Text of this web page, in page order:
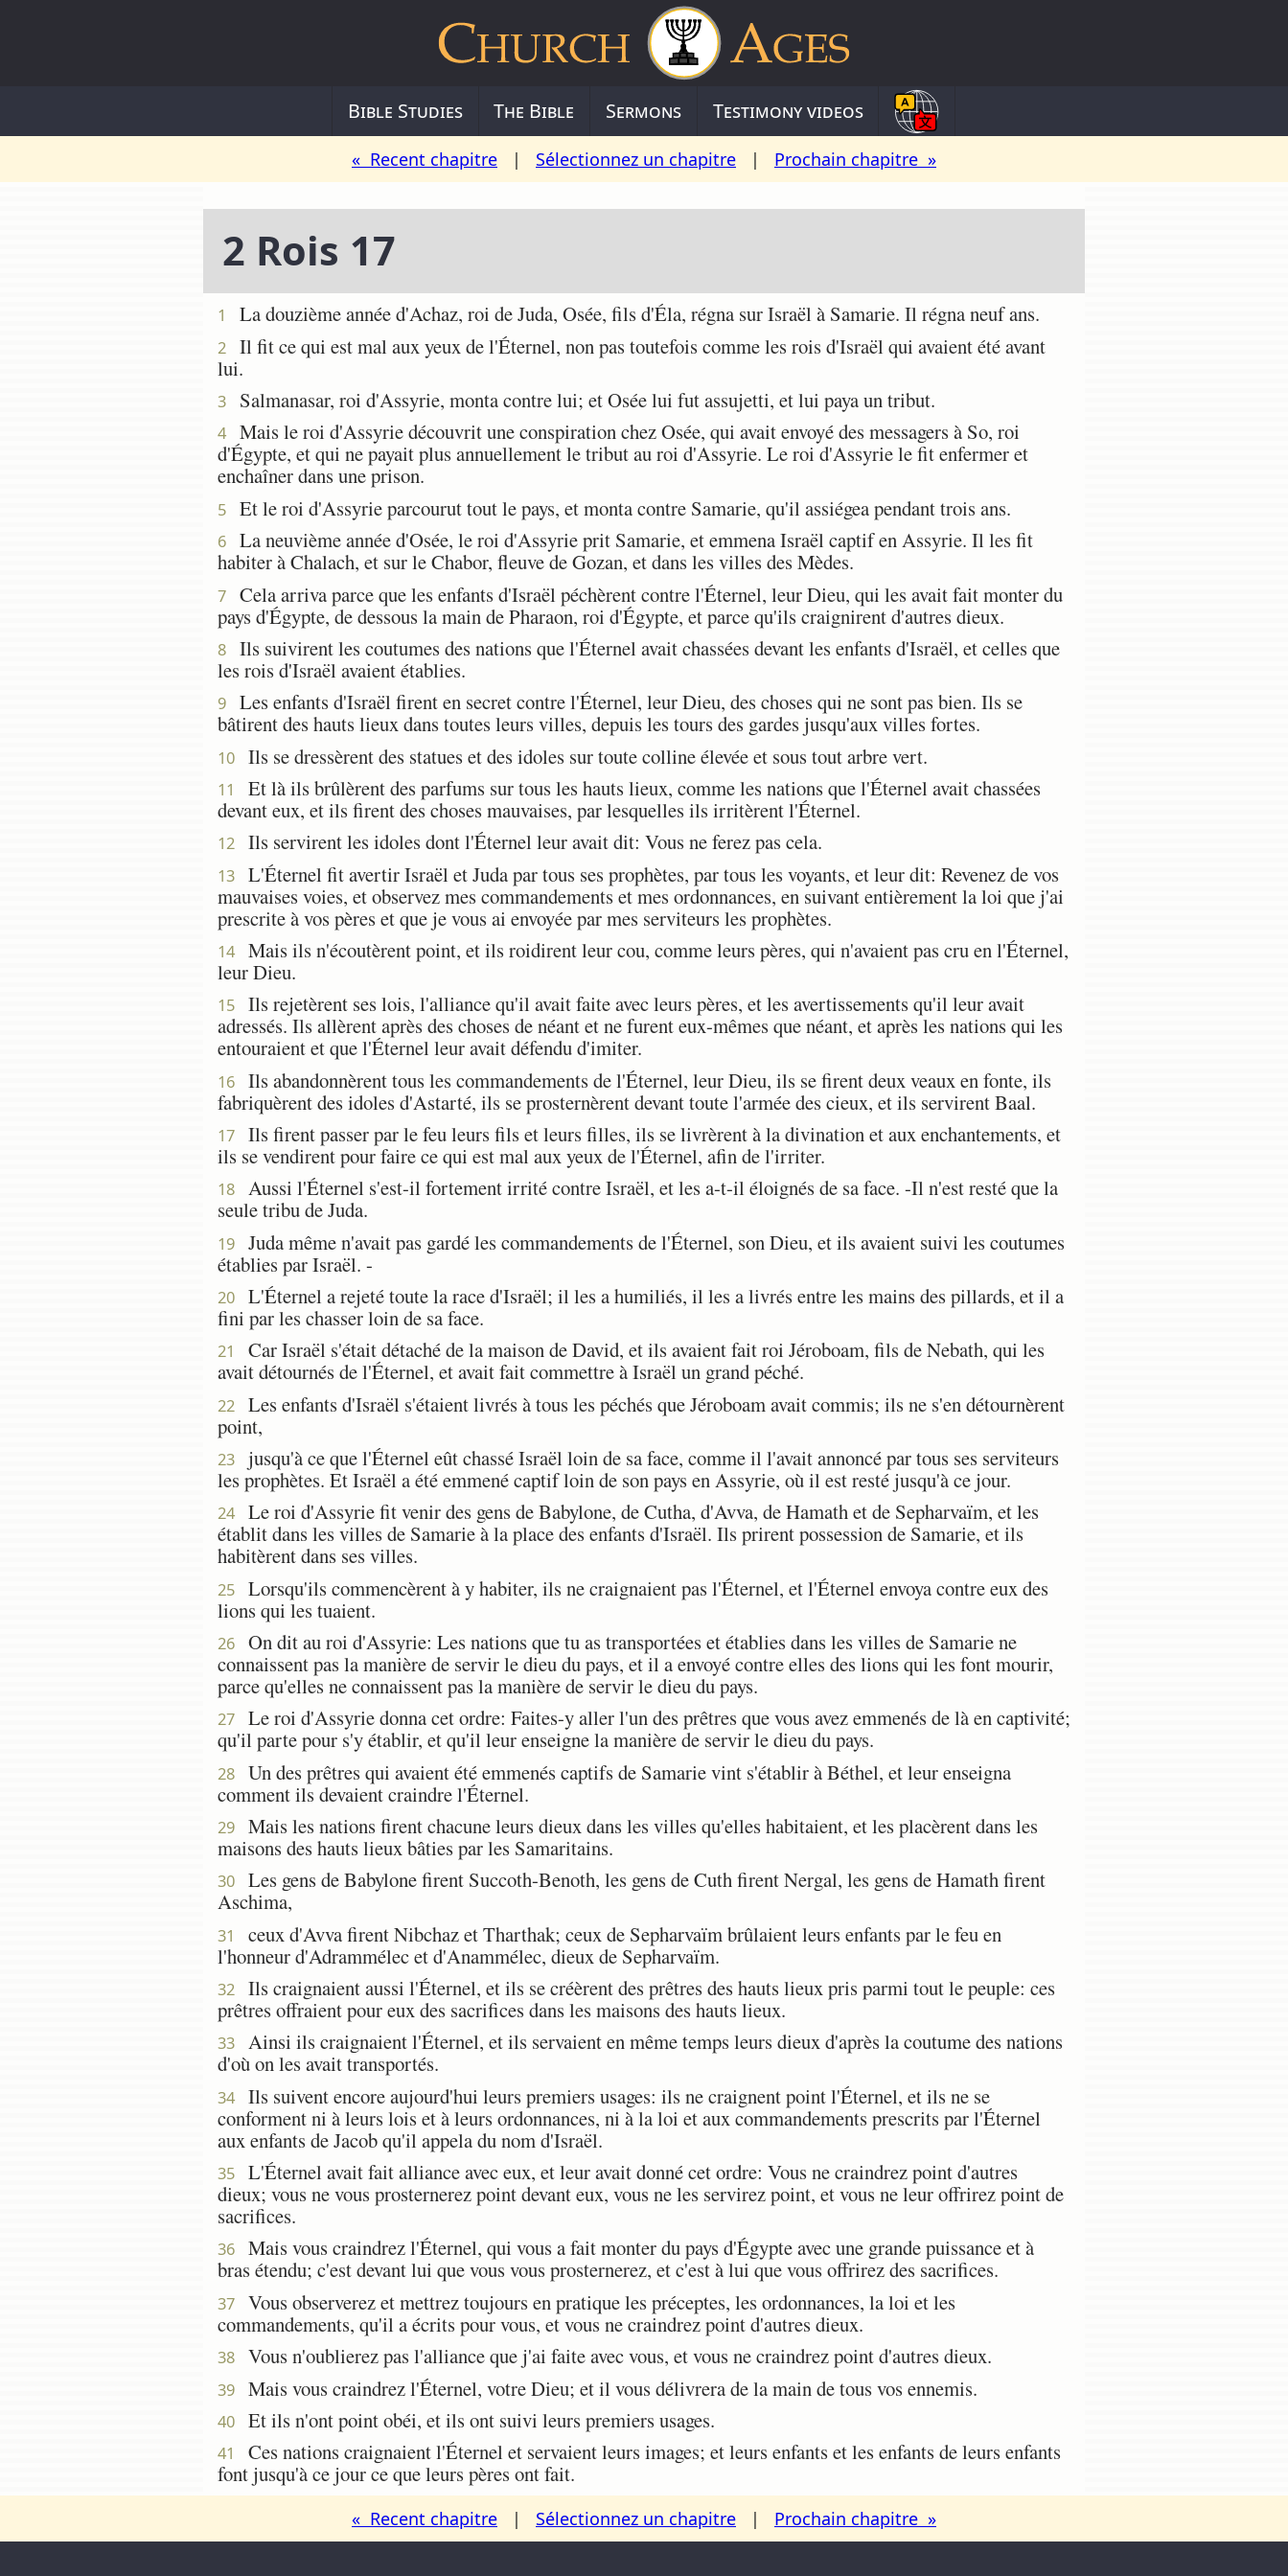
Bible Studies The Bible Sermons Testimony videos
« Recent chapitre | Sélectionnez un chapitre | Prochain chapitre »
2 Rois 17
1 La douzième année d'Achaz, roi de Juda, Osée, fils d'Éla, régna sur Israël à Samarie. Il régna neuf ans.
2
Il fit ce qui est mal aux yeux de l'Éternel, non pas toutefois comme les rois d'Israël qui avaient été avant
lui.
3 Salmanasar, roi d'Assyrie, monta contre lui; et Osée lui fut assujetti, et lui paya un tribut.
4
Mais le roi d'Assyrie découvrit une conspiration chez Osée, qui avait envoyé des messagers à So, roi
d'Égypte, et qui ne payait plus annuellement le tribut au roi d'Assyrie. Le roi d'Assyrie le fit enfermer et
enchaîner dans une prison.
5 Et le roi d'Assyrie parcourut tout le pays, et monta contre Samarie, qu'il assiégea pendant trois ans.
6
La neuvième année d'Osée, le roi d'Assyrie prit Samarie, et emmena Israël captif en Assyrie. Il les fit
habiter à Chalach, et sur le Chabor, fleuve de Gozan, et dans les villes des Mèdes.
7
Cela arriva parce que les enfants d'Israël péchèrent contre l'Éternel, leur Dieu, qui les avait fait monter du
pays d'Égypte, de dessous la main de Pharaon, roi d'Égypte, et parce qu'ils craignirent d'autres dieux.
8
Ils suivirent les coutumes des nations que l'Éternel avait chassées devant les enfants d'Israël, et celles que
les rois d'Israël avaient établies.
9
Les enfants d'Israël firent en secret contre l'Éternel, leur Dieu, des choses qui ne sont pas bien. Ils se
bâtirent des hauts lieux dans toutes leurs villes, depuis les tours des gardes jusqu'aux villes fortes.
10 Ils se dressèrent des statues et des idoles sur toute colline élevée et sous tout arbre vert.
11
Et là ils brûlèrent des parfums sur tous les hauts lieux, comme les nations que l'Éternel avait chassées
devant eux, et ils firent des choses mauvaises, par lesquelles ils irritèrent l'Éternel.
12 Ils servirent les idoles dont l'Éternel leur avait dit: Vous ne ferez pas cela.
13
L'Éternel fit avertir Israël et Juda par tous ses prophètes, par tous les voyants, et leur dit: Revenez de vos
mauvaises voies, et observez mes commandements et mes ordonnances, en suivant entièrement la loi que j'ai
prescrite à vos pères et que je vous ai envoyée par mes serviteurs les prophètes.
14
Mais ils n'écoutèrent point, et ils roidirent leur cou, comme leurs pères, qui n'avaient pas cru en l'Éternel,
leur Dieu.
15
Ils rejetèrent ses lois, l'alliance qu'il avait faite avec leurs pères, et les avertissements qu'il leur avait
adressés. Ils allèrent après des choses de néant et ne furent eux-mêmes que néant, et après les nations qui les
entouraient et que l'Éternel leur avait défendu d'imiter.
16
Ils abandonnèrent tous les commandements de l'Éternel, leur Dieu, ils se firent deux veaux en fonte, ils
fabriquèrent des idoles d'Astarté, ils se prosternèrent devant toute l'armée des cieux, et ils servirent Baal.
17
Ils firent passer par le feu leurs fils et leurs filles, ils se livrèrent à la divination et aux enchantements, et
ils se vendirent pour faire ce qui est mal aux yeux de l'Éternel, afin de l'irriter.
18
Aussi l'Éternel s'est-il fortement irrité contre Israël, et les a-t-il éloignés de sa face. -Il n'est resté que la
seule tribu de Juda.
19
Juda même n'avait pas gardé les commandements de l'Éternel, son Dieu, et ils avaient suivi les coutumes
établies par Israël. -
20
L'Éternel a rejeté toute la race d'Israël; il les a humiliés, il les a livrés entre les mains des pillards, et il a
fini par les chasser loin de sa face.
21
Car Israël s'était détaché de la maison de David, et ils avaient fait roi Jéroboam, fils de Nebath, qui les
avait détournés de l'Éternel, et avait fait commettre à Israël un grand péché.
22
Les enfants d'Israël s'étaient livrés à tous les péchés que Jéroboam avait commis; ils ne s'en détournèrent
point,
23
jusqu'à ce que l'Éternel eût chassé Israël loin de sa face, comme il l'avait annoncé par tous ses serviteurs
les prophètes. Et Israël a été emmené captif loin de son pays en Assyrie, où il est resté jusqu'à ce jour.
24
Le roi d'Assyrie fit venir des gens de Babylone, de Cutha, d'Avva, de Hamath et de Sepharvaïm, et les
établit dans les villes de Samarie à la place des enfants d'Israël. Ils prirent possession de Samarie, et ils
habitèrent dans ses villes.
25
Lorsqu'ils commencèrent à y habiter, ils ne craignaient pas l'Éternel, et l'Éternel envoya contre eux des
lions qui les tuaient.
26
On dit au roi d'Assyrie: Les nations que tu as transportées et établies dans les villes de Samarie ne
connaissent pas la manière de servir le dieu du pays, et il a envoyé contre elles des lions qui les font mourir,
parce qu'elles ne connaissent pas la manière de servir le dieu du pays.
27
Le roi d'Assyrie donna cet ordre: Faites-y aller l'un des prêtres que vous avez emmenés de là en captivité;
qu'il parte pour s'y établir, et qu'il leur enseigne la manière de servir le dieu du pays.
28
Un des prêtres qui avaient été emmenés captifs de Samarie vint s'établir à Béthel, et leur enseigna
comment ils devaient craindre l'Éternel.
29
Mais les nations firent chacune leurs dieux dans les villes qu'elles habitaient, et les placèrent dans les
maisons des hauts lieux bâties par les Samaritains.
30
Les gens de Babylone firent Succoth-Benoth, les gens de Cuth firent Nergal, les gens de Hamath firent
Aschima,
31
ceux d'Avva firent Nibchaz et Tharthak; ceux de Sepharvaïm brûlaient leurs enfants par le feu en
l'honneur d'Adrammélec et d'Anammélec, dieux de Sepharvaïm.
32
Ils craignaient aussi l'Éternel, et ils se créèrent des prêtres des hauts lieux pris parmi tout le peuple: ces
prêtres offraient pour eux des sacrifices dans les maisons des hauts lieux.
33
Ainsi ils craignaient l'Éternel, et ils servaient en même temps leurs dieux d'après la coutume des nations
d'où on les avait transportés.
34
Ils suivent encore aujourd'hui leurs premiers usages: ils ne craignent point l'Éternel, et ils ne se
conforment ni à leurs lois et à leurs ordonnances, ni à la loi et aux commandements prescrits par l'Éternel
aux enfants de Jacob qu'il appela du nom d'Israël.
35
L'Éternel avait fait alliance avec eux, et leur avait donné cet ordre: Vous ne craindrez point d'autres
dieux; vous ne vous prosternerez point devant eux, vous ne les servirez point, et vous ne leur offrirez point de
sacrifices.
36
Mais vous craindrez l'Éternel, qui vous a fait monter du pays d'Égypte avec une grande puissance et à
bras étendu; c'est devant lui que vous vous prosternerez, et c'est à lui que vous offrirez des sacrifices.
37
Vous observerez et mettrez toujours en pratique les préceptes, les ordonnances, la loi et les
commandements, qu'il a écrits pour vous, et vous ne craindrez point d'autres dieux.
38 Vous n'oublierez pas l'alliance que j'ai faite avec vous, et vous ne craindrez point d'autres dieux.
39 Mais vous craindrez l'Éternel, votre Dieu; et il vous délivrera de la main de tous vos ennemis.
40 Et ils n'ont point obéi, et ils ont suivi leurs premiers usages.
41
Ces nations craignaient l'Éternel et servaient leurs images; et leurs enfants et les enfants de leurs enfants
font jusqu'à ce jour ce que leurs pères ont fait.
« Recent chapitre | Sélectionnez un chapitre | Prochain chapitre »